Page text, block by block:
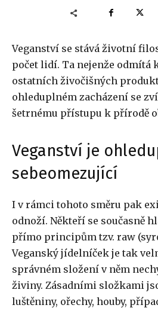
Veganství se stává životní
počet lidí. Ta nejenže odmítá
ostatních živočišných
ohleduplném zacházení se
šetrnému přístupu k přírodě
Veganství je
sebeomezující
I v rámci tohoto směru pak
odnoží. Někteří se současně
přímo principům tzv. raw
Veganský jídelníček je tak
správném složení v něm
živiny. Zásadními složkami
luštěniny, ořechy, houby,